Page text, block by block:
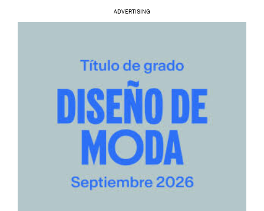
ADVERTISING